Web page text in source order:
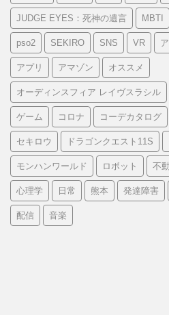
JUDGE EYES：死神の遺言 MBTI
pso2 SEKIRO SNS VR
アプリ アマゾン オススメ
オーディンスフィア レイヴスラシル
ゲーム コロナ コーデカタログ
セキロウ ドラゴンクエスト11S
モンハンワールド ロボット 不
心理学 日常 熊本 発達障害
配信 音楽